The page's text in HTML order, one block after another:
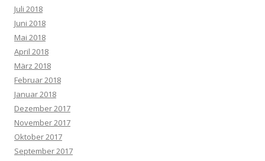
Juli 2018
Juni 2018
Mai 2018
April 2018
März 2018
Februar 2018
Januar 2018
Dezember 2017
November 2017
Oktober 2017
September 2017